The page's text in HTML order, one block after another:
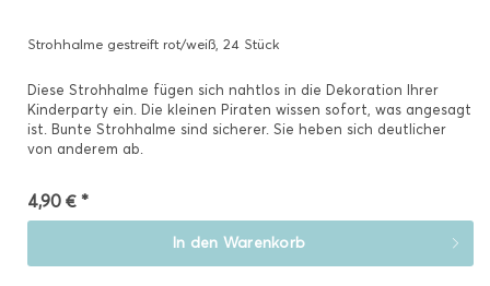
Strohhalme gestreift rot/weiß, 24 Stück
Diese Strohhalme fügen sich nahtlos in die Dekoration Ihrer
Kinderparty ein. Die kleinen Piraten wissen sofort, was angesagt
ist. Bunte Strohhalme sind sicherer. Sie heben sich deutlicher
von anderem ab.
4,90 € *
In den Warenkorb